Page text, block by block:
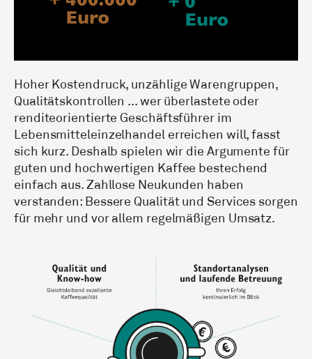
Hoher Kosten­druck, unzählige Waren­gruppen,
Qualitäts­kontrollen ... wer überlastete oder
rendite­orientierte Geschäftsführer im
Lebensmittel­einzelhandel erreichen will, fasst
sich kurz. Deshalb spielen wir die Argumente für
guten und hochwertigen Kaffee bestechend
einfach aus. Zahllose Neukunden haben
verstanden: Bessere Qualität und Services sorgen
für mehr und vor allem regelmäßigen Umsatz.